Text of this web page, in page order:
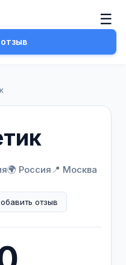
☰
🌍 Россия📍 Москва
отзыв